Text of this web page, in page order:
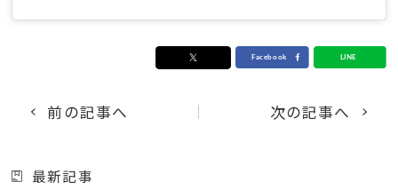
前の記事へ 次の記事へ
最新記事